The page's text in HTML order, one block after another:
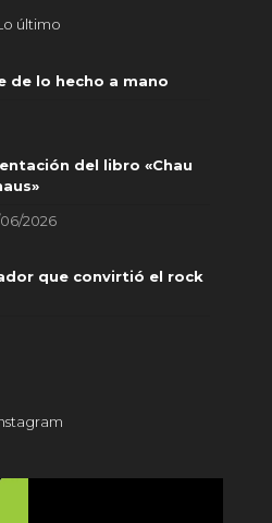
último
de lo hecho a mano
del libro «Chau
2026
que convirtió el rock